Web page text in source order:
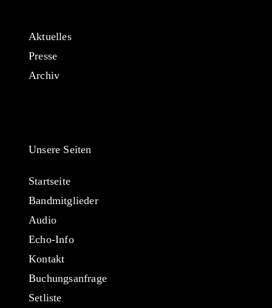
Aktuelles
Presse
Archiv
Unsere Seiten
Startseite
Bandmitglieder
Audio
Echo-Info
Kontakt
Buchungsanfrage
Setliste